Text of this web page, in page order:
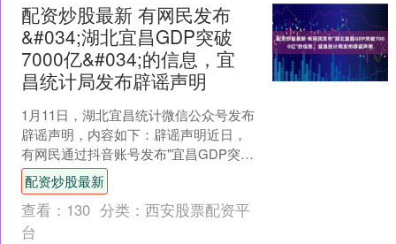
配资炒股最新 有网民发布
&#034;湖北宜昌GDP突破
7000亿&#034;的信息，宜
昌统计局发布辟谣声明
1月11日，湖北宜昌统计微信公众号发布
辟谣声明，内容如下：辟谣声明近日，
有网民通过抖音账号发布"宜昌GDP突破
7000亿"的信息。经核查配资炒股最新，
该信息为不....
配资炒股最新
查看： 130 分类： 西安股票配资平
台